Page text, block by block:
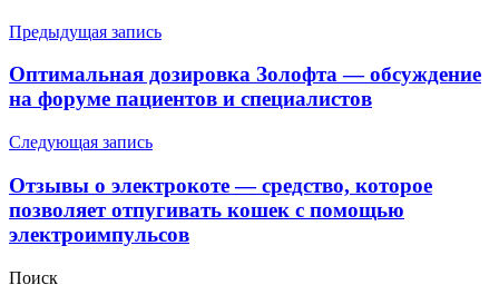
Предыдущая запись
Оптимальная дозировка Золофта — обсуждение
на форуме пациентов и специалистов
Следующая запись
Отзывы о электрокоте — средство, которое
позволяет отпугивать кошек с помощью
электроимпульсов
Поиск